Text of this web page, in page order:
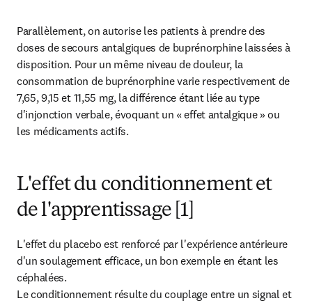
Parallèlement, on autorise les patients à prendre des
doses de secours antalgiques de buprénorphine laissées à
disposition. Pour un même niveau de douleur, la
consommation de buprénorphine varie respectivement de
7,65, 9,15 et 11,55 mg, la différence étant liée au type
d'injonction verbale, évoquant un « effet antalgique » ou
les médicaments actifs.
L'effet du conditionnement et
de l'apprentissage [1]
L'effet du placebo est renforcé par l'expérience antérieure
d'un soulagement efficace, un bon exemple en étant les
céphalées.
Le conditionnement résulte du couplage entre un signal et